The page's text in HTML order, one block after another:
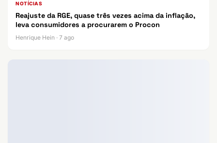
NOTÍCIAS
Reajuste da RGE, quase três vezes acima da inflação,
leva consumidores a procurarem o Procon
Henrique Hein · 7 ago